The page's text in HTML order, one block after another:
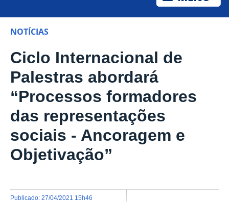
NOTÍCIAS
Ciclo Internacional de
Palestras abordará
“Processos formadores
das representações
sociais - Ancoragem e
Objetivação”
publicado: 27/04/2021 15h46